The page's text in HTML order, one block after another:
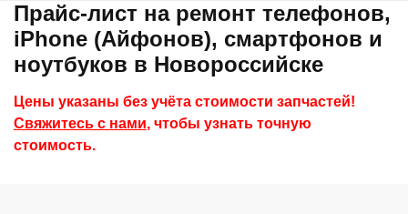
Прайс-лист на ремонт телефонов,
iPhone (Айфонов), смартфонов и
ноутбуков в Новороссийске
Цены указаны без учёта стоимости запчастей!
Свяжитесь с нами, чтобы узнать точную
стоимость.